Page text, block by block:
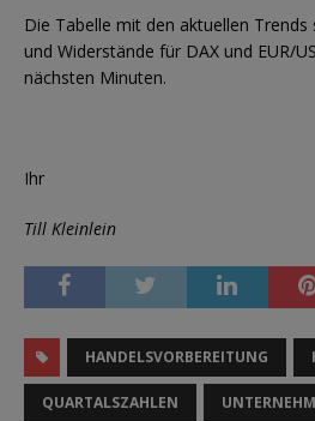
Die Tabelle mit den aktuellen
und Widerstände für DAX und EUR/
nächsten Minuten.
Ihr
Till Kleinlein
HANDELSVORBEREITUNG
QUARTALSZAHLEN